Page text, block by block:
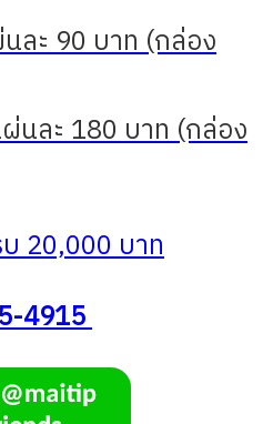
ละ 90 บาท (กล่อง
นละ 180 บาท (กล่อง
20,000 บาท
4915